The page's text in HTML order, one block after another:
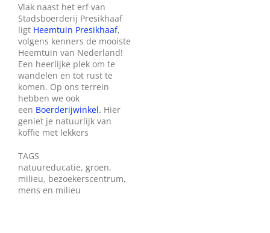
Vlak naast het erf van
Stadsboerderij Presikhaaf
ligt Heemtuin Presikhaaf,
volgens kenners de mooiste
Heemtuin van Nederland!
Een heerlijke plek om te
wandelen en tot rust te
komen. Op ons terrein
hebben we ook
een Boerderijwinkel. Hier
geniet je natuurlijk van
koffie met lekkers
TAGS
natuureducatie, groen,
milieu, bezoekerscentrum,
mens en milieu